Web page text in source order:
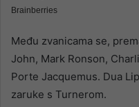
Među zvanicama se,
John, Mark Ronson,
Porte Jacquemus. Dua
zaruke s Turnerom.